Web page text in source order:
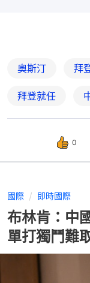
奧斯汀 拜
拜登就任
0
國際 即時國際
布林肯：中
單打獨鬥難